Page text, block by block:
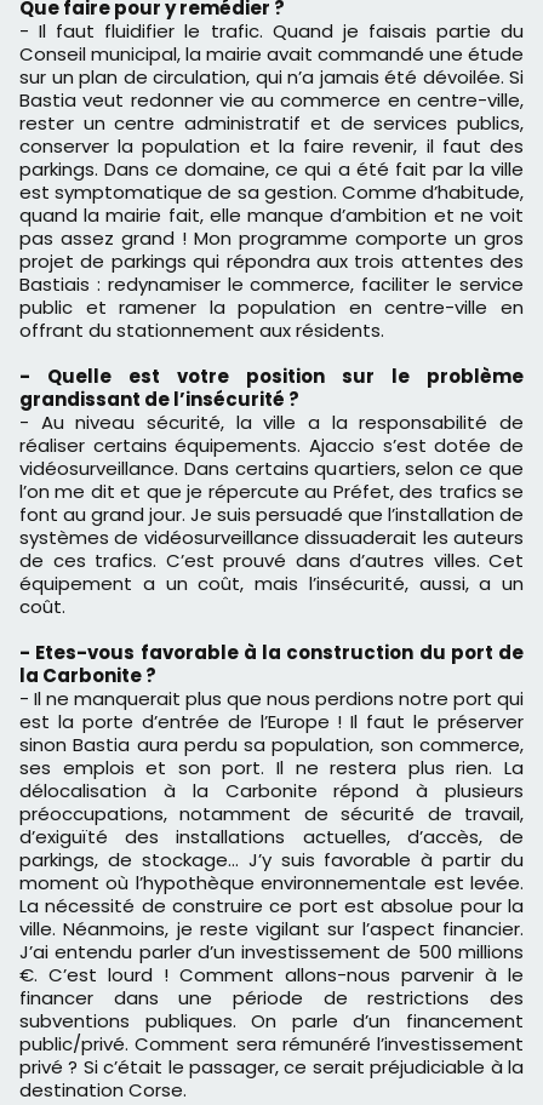
Que faire pour y remédier ?
- Il faut fluidifier le trafic. Quand je faisais partie du
Conseil municipal, la mairie avait commandé une étude
sur un plan de circulation, qui n’a jamais été dévoilée. Si
Bastia veut redonner vie au commerce en centre-ville,
rester un centre administratif et de services publics,
conserver la population et la faire revenir, il faut des
parkings. Dans ce domaine, ce qui a été fait par la ville
est symptomatique de sa gestion. Comme d’habitude,
quand la mairie fait, elle manque d’ambition et ne voit
pas assez grand ! Mon programme comporte un gros
projet de parkings qui répondra aux trois attentes des
Bastiais : redynamiser le commerce, faciliter le service
public et ramener la population en centre-ville en
offrant du stationnement aux résidents.
- Quelle est votre position sur le problème
grandissant de l’insécurité ?
- Au niveau sécurité, la ville a la responsabilité de
réaliser certains équipements. Ajaccio s’est dotée de
vidéosurveillance. Dans certains quartiers, selon ce que
l’on me dit et que je répercute au Préfet, des trafics se
font au grand jour. Je suis persuadé que l’installation de
systèmes de vidéosurveillance dissuaderait les auteurs
de ces trafics. C’est prouvé dans d’autres villes. Cet
équipement a un coût, mais l’insécurité, aussi, a un
coût.
- Etes-vous favorable à la construction du port de
la Carbonite ?
- Il ne manquerait plus que nous perdions notre port qui
est la porte d’entrée de l’Europe ! Il faut le préserver
sinon Bastia aura perdu sa population, son commerce,
ses emplois et son port. Il ne restera plus rien. La
délocalisation à la Carbonite répond à plusieurs
préoccupations, notamment de sécurité de travail,
d’exiguïté des installations actuelles, d’accès, de
parkings, de stockage… J’y suis favorable à partir du
moment où l’hypothèque environnementale est levée.
La nécessité de construire ce port est absolue pour la
ville. Néanmoins, je reste vigilant sur l’aspect financier.
J’ai entendu parler d’un investissement de 500 millions
€. C’est lourd ! Comment allons-nous parvenir à le
financer dans une période de restrictions des
subventions publiques. On parle d’un financement
public/privé. Comment sera rémunéré l’investissement
privé ? Si c’était le passager, ce serait préjudiciable à la
destination Corse.